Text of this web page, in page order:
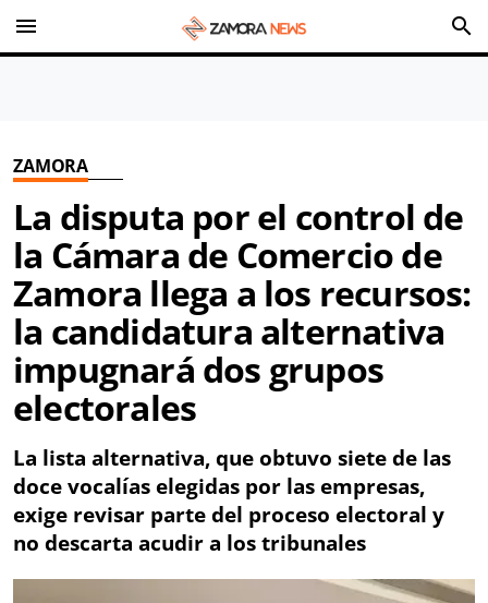
menu search
ZAMORA
La disputa por el control de
la Cámara de Comercio de
Zamora llega a los recursos:
la candidatura alternativa
impugnará dos grupos
electorales
La lista alternativa, que obtuvo siete de las
doce vocalías elegidas por las empresas,
exige revisar parte del proceso electoral y
no descarta acudir a los tribunales